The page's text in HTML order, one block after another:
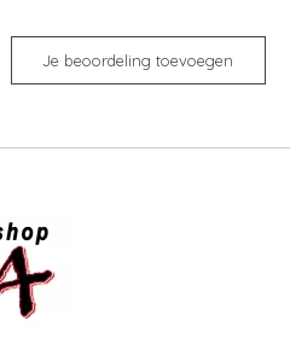
Je beoordeling toevoegen